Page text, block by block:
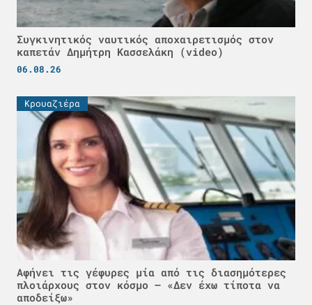
Συγκινητικός ναυτικός αποχαιρετισμός στον
καπετάν Δημήτρη Κασσελάκη (video)
06.08.26
Κρουαζιέρα
Αφήνει τις γέφυρες μία από τις διασημότερες
πλοιάρχους στον κόσμο – «Δεν έχω τίποτα να
αποδείξω»